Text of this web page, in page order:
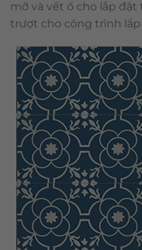
mỡ và vết ố cho lắp
trượt cho công trình lắp